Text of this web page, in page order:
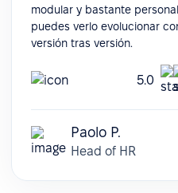
modular y bastante
puedes verlo evolucionar
versión tras versión.
5.0
Paolo P.
Head of HR